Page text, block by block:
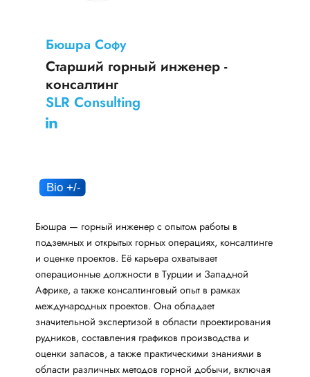
Бюшра Софу
Старший горный инженер -
консалтинг
SLR Consulting
Бюшра — горный инженер с опытом работы в
подземных и открытых горных операциях, консалтинге
и оценке проектов. Её карьера охватывает
операционные должности в Турции и Западной
Африке, а также консалтинговый опыт в рамках
международных проектов. Она обладает
значительной экспертизой в области проектирования
рудников, составления графиков производства и
оценки запасов, а также практическими знаниями в
области различных методов горной добычи, включая